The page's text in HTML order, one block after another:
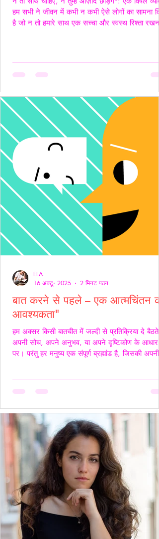
हम सभी ने जीवन में कभी न कभी ऐसे लोगों का सामना
है जो न तो हमारे साथ एक सच्चा और स्वस्थ रिश्ता रखना
अक्सर "Toxic", यानी विषैले व्यवहार के उदाहरण होते हैं,
बात करने से पहले – एक आत्मचिंतन की
आवश्यकता"
हम अक्सर किसी बातचीत में जल्दी से प्रतिक्रिया दे बैठते
अपनी सोच, अपने अनुभव, या अपने दृष्टिकोण के आधार
पर। परंतु हर मनुष्य एक संपूर्ण ब्रह्मांड है, जिसकी अपनी
केवल ध्वनियाँ नहीं होते; वे असर डालते हैं कभी सान्त्वना
हैं, कभी चोट। हर व्यक्ति की अपनी 'दुनिया' होती है हम
मानकर चलते हैं कि सामने वाला हमें उसी तरह
ELA
16 अक्टू॰ 2025
2 मिनट पठन